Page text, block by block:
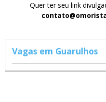
Quer ter seu link
Vagas em Guarulhos